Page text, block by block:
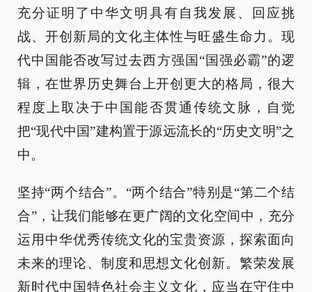
充分证明了中华文明具有自我发展、回应挑
战、开创新局的文化主体性与旺盛生命力。现
代中国能否改写过去西方强国“国强必霸”的逻
辑，在世界历史舞台上开创更大的格局，很大
程度上取决于中国能否贯通传统文脉，自觉
把“现代中国”建构置于源远流长的“历史文明”之
中。
坚持“两个结合”。“两个结合”特别是“第二个结
合”，让我们能够在更广阔的文化空间中，充分
运用中华优秀传统文化的宝贵资源，探索面向
未来的理论、制度和思想文化创新。繁荣发展
新时代中国特色社会主义文化，应当在守住中